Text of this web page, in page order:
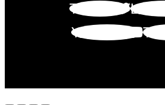
Twitter
Youtube